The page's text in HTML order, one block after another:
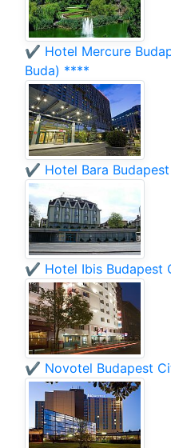
✔️ Hotel Mercure
Buda) ****
✔️ Hotel Bara
✔️ Hotel Ibis Budapest
✔️ Novotel Budapest